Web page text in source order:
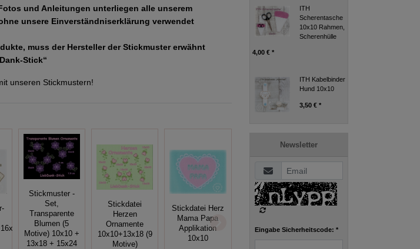
und Anleitungen unterliegen alle unserem
unsere Einverständniserklärung verwendet
muss der Hersteller der Stickmuster erwähnt
Stick“
unseren Stickmustern!
Stickmuster -
Set,
Transparente
Blumen (5
Motive) 10x10 +
13x18 + 15x24
Stickdatei
Herzen
Ornamente
10x10+13x18 (9
Motive)
Stickdatei Herz
Mama Papa
Applikation
10x10
Stickdateien Set
10x10 + Blume
Stickdatei
Monogramm
ITH
Scherentasche
10x10 Rahmen,
Scherenhülle
4,00 € *
ITH Kabelbinder
Hund 10x10
3,50 € *
Newsletter
Eingabe Sicherheitscode: *